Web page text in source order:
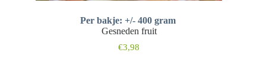
Gesneden fruit
€3,98
Per bakje: +/- 400 gram